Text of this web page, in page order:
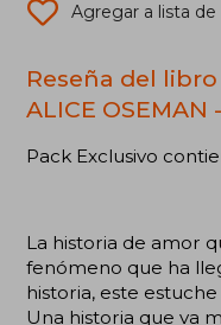
Agregar a lista de
Reseña del
ALICE
Pack Exclusivo
La historia de amor
fenómeno que ha
historia, este
Una historia que va